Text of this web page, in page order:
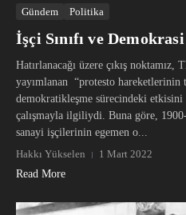
Gündem Politika
İşçi Sınıfı ve
Hatırlanacağı üzere çıkış noktamız,
yayımlanan “protesto
demokratikleşme sürecindeki etkisini
çalışmayla ilgiliydi. Buna göre,
sanayi işçilerinin egemen o...
Hakkı Yükselen
1 Mart 2022
Read More